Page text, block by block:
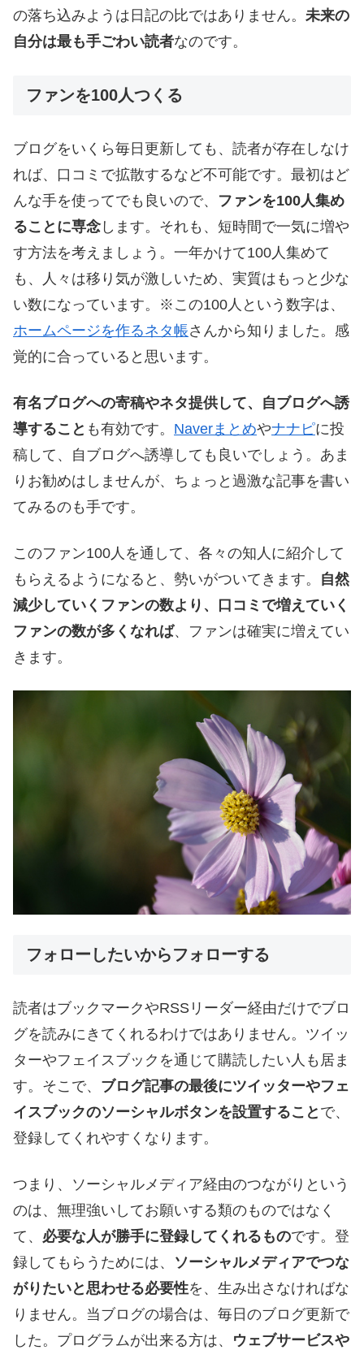
の落ち込みようは日記の比ではありません。 未来の
自分は最も手ごわい読者なのです。
ファンを100人つくる
ブログをいくら毎日更新しても、読者が存在しなけ
れば、口コミで拡散するなど不可能です。最初はど
んな手を使ってでも良いので、 ファンを100人集め
ることに専念 します。それも、短時間で一気に増や
す方法を考えましょう。一年かけて100人集めて
も、人々は移り気が激しいため、実質はもっと少な
い数になっています。 ※この100人という数字は、
ホームページを作るネタ帳さんから知りました。感
覚的に合っていると思います。
有名ブログへの寄稿やネタ提供して、自ブログへ誘
導すること も有効です。 Naverまとめやナナピに投
稿して、自ブログへ誘導しても良いでしょう。あま
りお勧めはしませんが、ちょっと過激な記事を書い
てみるのも手です。
このファン100人を通して、各々の知人に紹介して
もらえるようになると、勢いがついてきます。 自然
減少していくファンの数より、口コミで増えていく
ファンの数が多くなれば、ファンは確実に増えてい
きます。
フォローしたいからフォローする
読者はブックマークやRSSリーダー経由だけでブロ
グを読みにきてくれるわけではありません。ツイッ
ターやフェイスブックを通じて購読したい人も居ま
す。そこで、 ブログ記事の最後にツイッターやフェ
イスブックのソーシャルボタンを設置すること で、
登録してくれやすくなります。
つまり、ソーシャルメディア経由のつながりという
のは、無理強いしてお願いする類のものではなく
て、 必要な人が勝手に登録してくれるものです。登
録してもらうためには、 ソーシャルメディアでつな
がりたいと思わせる必要性を、生み出さなければな
りません。当ブログの場合は、毎日のブログ更新で
した。プログラムが出来る方は、 ウェブサービスや